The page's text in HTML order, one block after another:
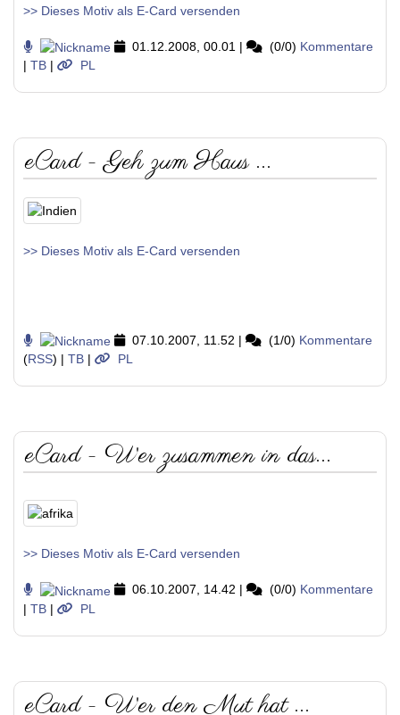
>> Dieses Motiv als E-Card versenden
01.12.2008, 00.01 | (0/0) Kommentare
| TB | PL
eCard - Geh zum Haus ...
>> Dieses Motiv als E-Card versenden
07.10.2007, 11.52 | (1/0) Kommentare
(RSS) | TB | PL
eCard - Wer zusammen in das...
>> Dieses Motiv als E-Card versenden
06.10.2007, 14.42 | (0/0) Kommentare
| TB | PL
eCard - Wer den Mut hat ...